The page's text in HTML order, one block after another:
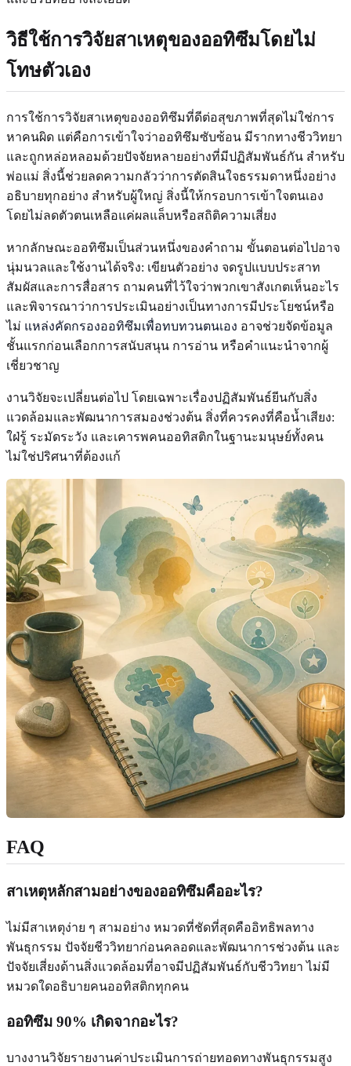
วิธีใช้การวิจัยสาเหตุของออทิซึมโดยไม่
โทษตัวเอง
การใช้การวิจัยสาเหตุของออทิซึมที่ดีต่อสุขภาพที่สุดไม่ใช่การ
หาคนผิด แต่คือการเข้าใจว่าออทิซึมซับซ้อน มีรากทางชีววิทยา
และถูกหล่อหลอมด้วยปัจจัยหลายอย่างที่มีปฏิสัมพันธ์กัน สำหรับ
พ่อแม่ สิ่งนี้ช่วยลดความกลัวว่าการตัดสินใจธรรมดาหนึ่งอย่าง
อธิบายทุกอย่าง สำหรับผู้ใหญ่ สิ่งนี้ให้กรอบการเข้าใจตนเอง
โดยไม่ลดตัวตนเหลือแค่ผลแล็บหรือสถิติความเสี่ยง
หากลักษณะออทิซึมเป็นส่วนหนึ่งของคำถาม ขั้นตอนต่อไปอาจ
นุ่มนวลและใช้งานได้จริง: เขียนตัวอย่าง จดรูปแบบประสาท
สัมผัสและการสื่อสาร ถามคนที่ไว้ใจว่าพวกเขาสังเกตเห็นอะไร
และพิจารณาว่าการประเมินอย่างเป็นทางการมีประโยชน์หรือ
ไม่ แหล่งคัดกรองออทิซึมเพื่อทบทวนตนเอง อาจช่วยจัดข้อมูล
ชั้นแรกก่อนเลือกการสนับสนุน การอ่าน หรือคำแนะนำจากผู้
เชี่ยวชาญ
งานวิจัยจะเปลี่ยนต่อไป โดยเฉพาะเรื่องปฏิสัมพันธ์ยีนกับสิ่ง
แวดล้อมและพัฒนาการสมองช่วงต้น สิ่งที่ควรคงที่คือน้ำเสียง:
ใฝ่รู้ ระมัดระวัง และเคารพคนออทิสติกในฐานะมนุษย์ทั้งคน
ไม่ใช่ปริศนาที่ต้องแก้
FAQ
สาเหตุหลักสามอย่างของออทิซึมคืออะไร?
ไม่มีสาเหตุง่าย ๆ สามอย่าง หมวดที่ชัดที่สุดคืออิทธิพลทาง
พันธุกรรม ปัจจัยชีววิทยาก่อนคลอดและพัฒนาการช่วงต้น และ
ปัจจัยเสี่ยงด้านสิ่งแวดล้อมที่อาจมีปฏิสัมพันธ์กับชีววิทยา ไม่มี
หมวดใดอธิบายคนออทิสติกทุกคน
ออทิซึม 90% เกิดจากอะไร?
บางงานวิจัยรายงานค่าประเมินการถ่ายทอดทางพันธุกรรมสูง